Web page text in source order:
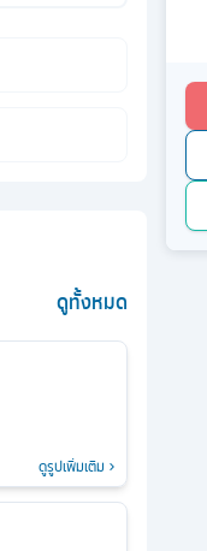
ดูทั้งหมด
ดูรูปเพิ่มเติม